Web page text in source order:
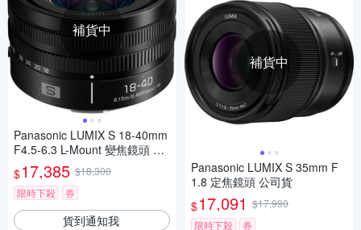
補貨中
Panasonic LUMIX S 18-40mm
F4.5-6.3 L-Mount 變焦鏡頭 公
司貨 S-R1840GC
$17,385 $18,300
限時下殺
券
貨到通知我
補貨中
Panasonic LUMIX S 35mm F
1.8 定焦鏡頭 公司貨
$17,091 $17,990
限時下殺
券